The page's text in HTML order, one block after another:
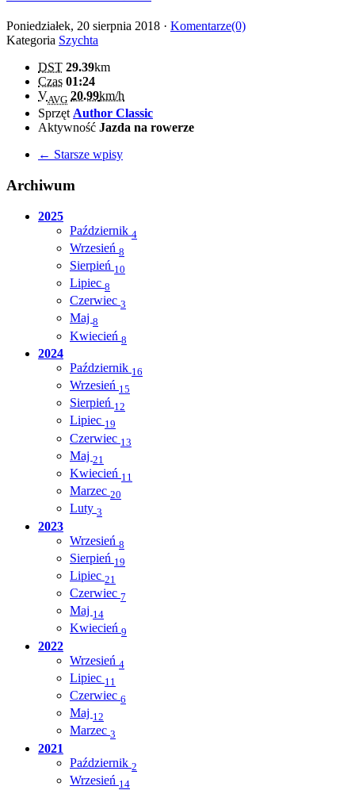
Poniedziałek, 20 sierpnia 2018 · Komentarze(0)
Kategoria Szychta
DST 29.39km
Czas 01:24
VAVG 20.99km/h
Sprzęt Author Classic
Aktywność Jazda na rowerze
← Starsze wpisy
Archiwum
2025
Październik 4
Wrzesień 8
Sierpień 10
Lipiec 8
Czerwiec 3
Maj 8
Kwiecień 8
2024
Październik 16
Wrzesień 15
Sierpień 12
Lipiec 19
Czerwiec 13
Maj 21
Kwiecień 11
Marzec 20
Luty 3
2023
Wrzesień 8
Sierpień 19
Lipiec 21
Czerwiec 7
Maj 14
Kwiecień 9
2022
Wrzesień 4
Lipiec 11
Czerwiec 6
Maj 12
Marzec 3
2021
Październik 2
Wrzesień 14